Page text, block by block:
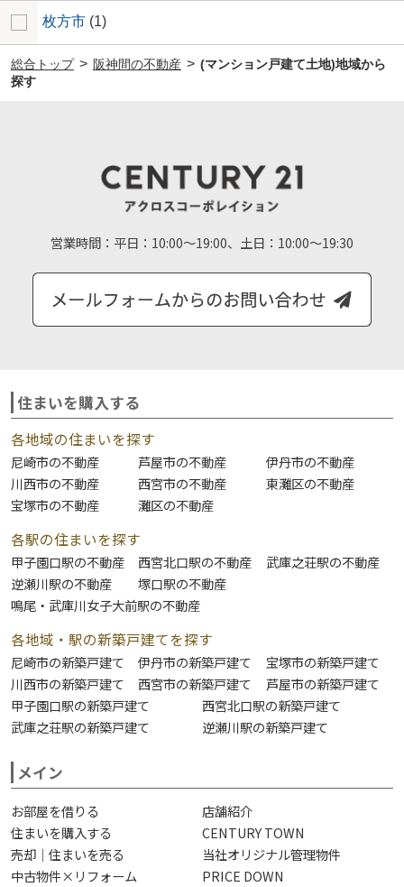
枚方市 (1)
総合トップ > 阪神間の不動産 > (マンション戸建て土地)地域から
探す
営業時間： 平日：10:00～19:00、土日：10:00～19:30
住まいを購入する
各地域の住まいを探す
尼崎市の不動産 芦屋市の不動産
伊丹市の不動産
川西市の不動産
西宮市の不動産
東灘区の不動産
宝塚市の不動産
灘区の不動産
各駅の住まいを探す
甲子園口駅の不動産 西宮北口駅の不動産
武庫之荘駅の不動産
逆瀬川駅の不動産
塚口駅の不動産
鳴尾・武庫川女子大前駅の不動産
各地域・駅の新築戸建てを探す
尼崎市の新築戸建て 伊丹市の新築戸建て
宝塚市の新築戸建て
川西市の新築戸建て
西宮市の新築戸建て
芦屋市の新築戸建て
甲子園口駅の新築戸建て
西宮北口駅の新築戸建て
武庫之荘駅の新築戸建て
逆瀬川駅の新築戸建て
メイン
お部屋を借りる
店舗紹介
住まいを購入する
CENTURY TOWN
売却｜住まいを売る
当社オリジナル管理物件
中古物件×リフォーム
PRICE DOWN